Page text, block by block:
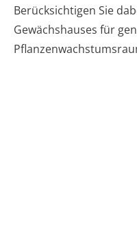
Berücksichtigen Sie
Gewächshauses für